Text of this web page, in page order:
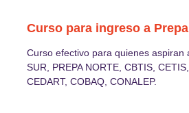
Curso para ingreso a
Curso efectivo para quienes aspiran
SUR, PREPA NORTE, CBTIS,
CEDART, COBAQ, CONALEP.